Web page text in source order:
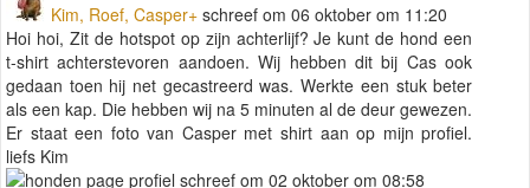
Kim, Roef, Casper+ schreef om 06 oktober om 11:20
Hoi hoi, Zit de hotspot op zijn achterlijf? Je kunt de hond een
t-shirt achterstevoren aandoen. Wij hebben dit bij Cas ook
gedaan toen hij net gecastreerd was. Werkte een stuk beter
als een kap. Die hebben wij na 5 minuten al de deur gewezen.
Er staat een foto van Casper met shirt aan op mijn profiel.
liefs Kim
schreef om 02 oktober om 08:58